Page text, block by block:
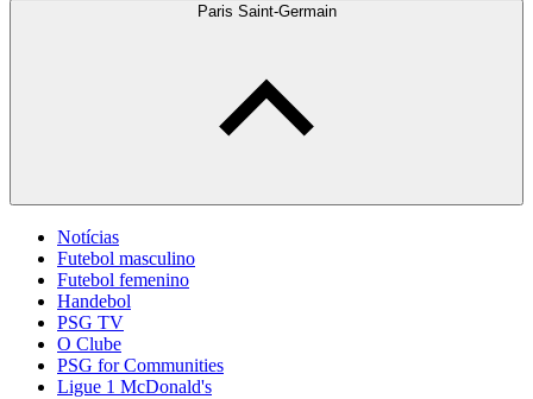
Paris Saint-Germain
Notícias
Futebol masculino
Futebol femenino
Handebol
PSG TV
O Clube
PSG for Communities
Ligue 1 McDonald's